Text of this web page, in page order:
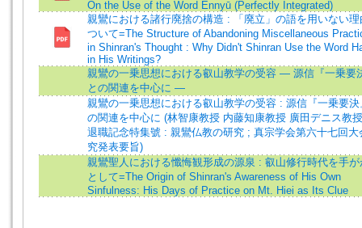
On the Use of the Word Ennyū (Perfectly Integrated)
親鸞における諸行廃捨の構造 : 「廃立」の語を用いない理
ついて=The Structure of Abandoning Miscellaneous
in Shinran's Thought : Why Didn't Shinran Use the Word
in His Writings?
親鸞の一乗思想における叡山教学の受容 ― 源信『一乗要
との関連を中心に ―
親鸞の一乗思想における叡山教学の受容 : 源信『一乗要決
の関連を中心に (林智康教授 内藤知康教授 廣田デニス教
退職記念特集號 : 親鸞仏教の研究 ; 真宗学会第六十七回大
究発表要旨)
親鸞聖人における懺悔観形成の源泉 : 叡山修行時代を手が
として=The Origin of Shinran's Awareness of His Own
Sinfulness: His Days of Practice on Mt. Hiei as Its Clue